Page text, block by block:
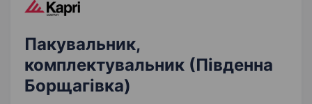
Пакувальник,
комплектувальник (Південна
Борщагівка)